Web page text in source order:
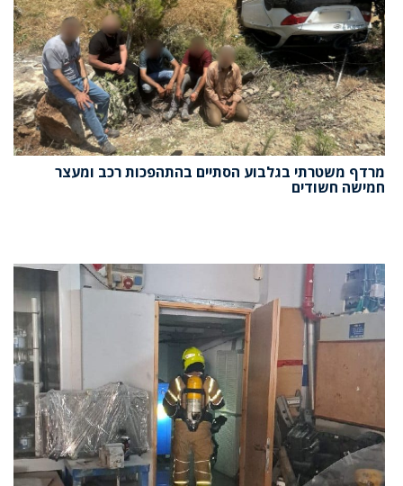
מרדף משטרתי בגלבוע הסתיים בהתהפכות רכב ומעצר
חמישה חשודים